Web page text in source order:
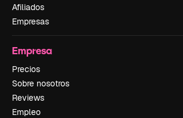
Afiliados
Empresas
Empresa
Precios
Sobre nosotros
Reviews
Empleo